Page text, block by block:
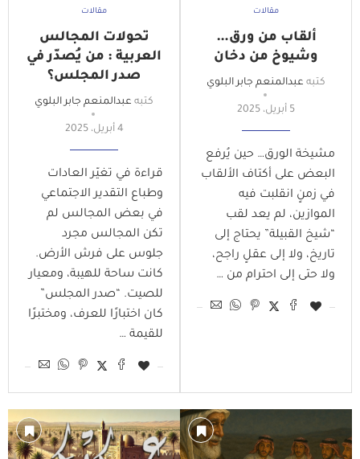
مقالات
ألقاب من ورق…
وشيوخ من دخان
كتبه عبدالمنعم جابر البلوي
5 أبريل، 2025
مشيخة الورق… حين يُرفع
البعض على أكتاف الألقاب
في زمنٍ انقلبت فيه
الموازين، لم يعد لقب
“شيخ القبيلة” يحتاج إلى
تاريخ، ولا إلى عقلٍ راجح،
ولا حتى إلى احترام من …
مقالات
تحولات المجالس
العربية : من يُصدّر في
صدر المجلس؟
كتبه عبدالمنعم جابر البلوي
4 أبريل، 2025
قراءة في تغيّر العادات
وطباع التقدير الاجتماعي
في بعض المجالس لم
تكن المجالس مجرد
جلوس على فرش الأرض.
كانت ساحة للهيبة، ومعيار
للصيت. “صدر المجلس”
كان اختبارًا للعرف، ومختبرًا
للقيمة …